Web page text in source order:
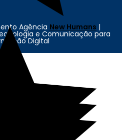
Agência New Humans |
e Comunicação para
Digital